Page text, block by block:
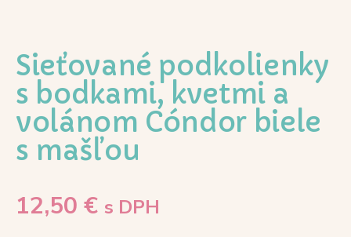
Sieťované podkolienky
s bodkami, kvetmi a
volánom Cóndor biele
s mašľou
12,50 € s DPH